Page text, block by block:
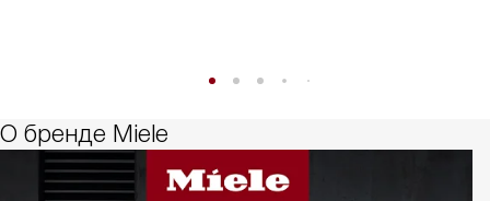
О бренде Miele